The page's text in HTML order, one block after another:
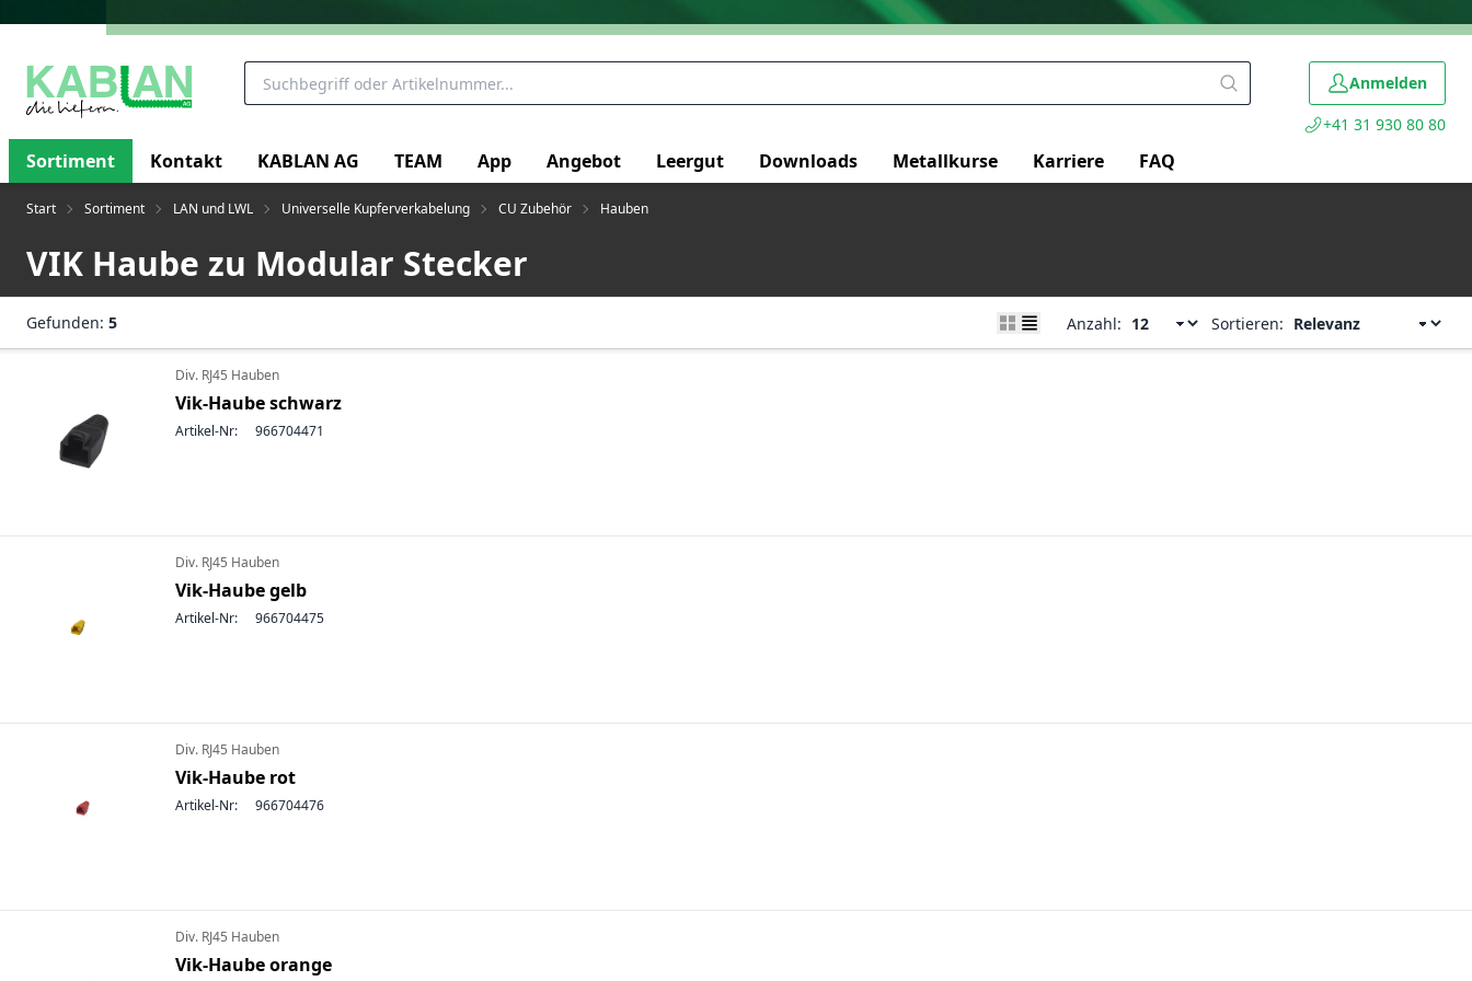
Anmelden
+41 31 930 80 80
Sortiment Kontakt KABLAN AG TEAM App Angebot Leergut Downloads Metallkurse Karriere FAQ
Start Sortiment LAN und LWL Universelle Kupferverkabelung CU Zubehör Hauben
VIK Haube zu Modular Stecker
Gefunden: 5 Anzahl: Sortieren:
Div. RJ45 Hauben
Vik-Haube schwarz
Artikel-Nr: 966704471
Div. RJ45 Hauben
Vik-Haube gelb
Artikel-Nr: 966704475
Div. RJ45 Hauben
Vik-Haube rot
Artikel-Nr: 966704476
Div. RJ45 Hauben
Vik-Haube orange